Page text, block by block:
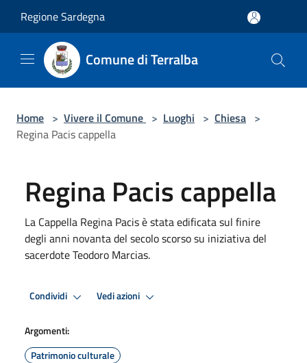
Regione Sardegna
Comune di Terralba
Home > Vivere il Comune > Luoghi > Chiesa >
Regina Pacis cappella
Regina Pacis cappella
La Cappella Regina Pacis è stata edificata sul finire
degli anni novanta del secolo scorso su iniziativa del
sacerdote Teodoro Marcias.
Condividi Vedi azioni
Argomenti:
Patrimonio culturale